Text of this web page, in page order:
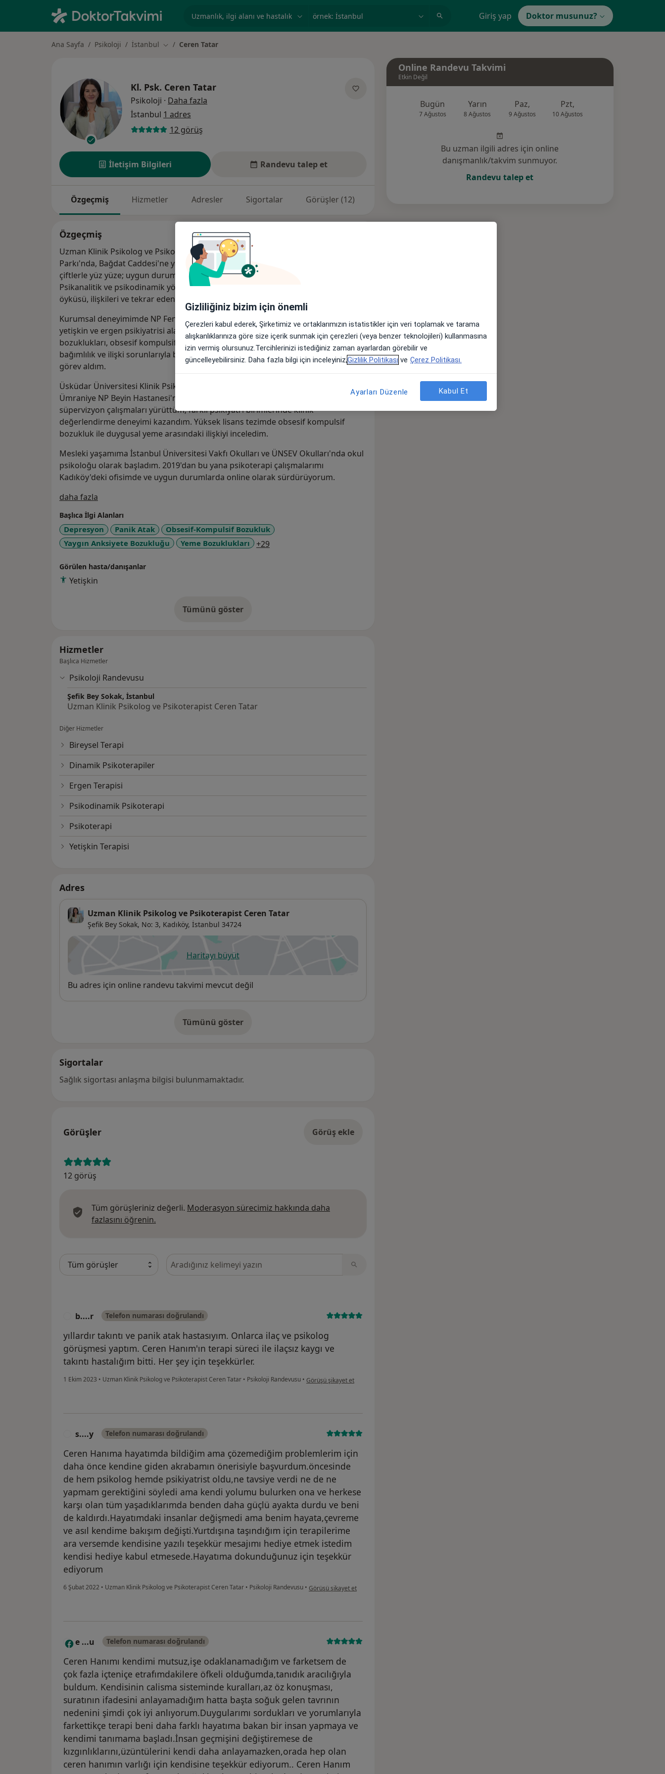
örnek: İstanbul Giriş yap Doktor musunuz?
Ana Sayfa Psikoloji İstanbul Şehir değiştir
Ceren Tatar
Kl. Psk. Ceren Tatar
Psikoloji · Daha fazla
İstanbul 1 adres
12 görüş
İletişim Bilgileri Randevu talep et
Özgeçmiş Hizmetler Adresler Sigortalar Görüşler (12)
Özgeçmiş
Uzman Klinik Psikolog ve Psikoterapist Ceren Tatar olarak, Kadıköy Yoğurtçu
Parkı'nda, Bağdat Caddesi'ne yakın ofisimde yetişkinler, 15 yaş üzeri ergenler ve
çiftlerle yüz yüze; uygun durumlarda online psikoterapi çalışmaları yürütüyorum.
Psikanalitik ve psikodinamik yönelimli çalışmamda, belirtileri kişinin yaşam
öyküsü, ilişkileri ve tekrar eden duygusal örüntüleriyle birlikte ele alıyorum.
Kurumsal deneyimimde NP Feneryolu Tıp Merkezi'nde klinik psikolog olarak
yetişkin ve ergen psikiyatrisi alanında çalıştım. Depresyon, panik atak ve kaygı
bozuklukları, obsesif kompulsif bozukluk, öfke sorunları, yeme bozuklukları,
bağımlılık ve ilişki sorunlarıyla başvuran danışanların psikoterapi süreçlerinde
görev aldım.
Üsküdar Üniversitesi Klinik Psikoloji Tezli Yüksek Lisans eğitimim sırasında
Ümraniye NP Beyin Hastanesi'nin erişkin psikiyatri yatan hasta bölümünde
süpervizyon çalışmaları yürüttüm; farklı psikiyatri birimlerinde klinik
değerlendirme deneyimi kazandım. Yüksek lisans tezimde obsesif kompulsif
bozukluk ile duygusal yeme arasındaki ilişkiyi inceledim.
Mesleki yaşamıma İstanbul Üniversitesi Vakfı Okulları ve ÜNSEV Okulları'nda okul
psikoloğu olarak başladım. 2019'dan bu yana psikoterapi çalışmalarımı
Kadıköy'deki ofisimde ve uygun durumlarda online olarak sürdürüyorum.
daha fazla
Başlıca İlgi Alanları
Depresyon Panik Atak
Obsesif-Kompulsif Bozukluk
Yaygın Anksiyete Bozukluğu
Yeme Bozuklukları +29a11y_sr_more_diseases
Görülen hasta/danışanlar
Yetişkin
Tümünü gösterdeneyim hakkında
Hizmetler
Başlıca Hizmetler
Psikoloji Randevusu
Şefik Bey Sokak, İstanbul
Uzman Klinik Psikolog ve Psikoterapist Ceren Tatar
Diğer Hizmetler
Bireysel Terapi
Dinamik Psikoterapiler
Ergen Terapisi
Psikodinamik Psikoterapi
Psikoterapi
Yetişkin Terapisi
Adres
Uzman Klinik Psikolog ve Psikoterapist Ceren Tatar
Şefik Bey Sokak, No: 3, Kadıköy, İstanbul 34724
Haritayı büyüt
yeni bir sekmede açılır
Uygunluk
Bu adres için online randevu takvimi mevcut değil
Tümünü göster
adres hakkında
Sigortalar
Sağlık sigortası anlaşma bilgisi bulunmamaktadır.
Görüşler Görüş ekle
12 görüş
Tüm görüşleriniz değerli. Moderasyon sürecimiz hakkında daha
fazlasını öğrenin.
Görüşler içerisinde ara
b....r Telefon numarası doğrulandı
yıllardır takıntı ve panik atak hastasıyım. Onlarca ilaç ve psikolog
görüşmesi yaptım. Ceren Hanım'ın terapi süreci ile ilaçsız kaygı ve
takıntı hastalığım bitti. Her şey için teşekkürler.
1 Ekim 2023 • Uzman Klinik Psikolog ve Psikoterapist Ceren Tatar • Psikoloji Randevusu • kullanıcının görüşüne göre b....r
Görüşü şikayet et
s....y Telefon numarası doğrulandı
Ceren Hanıma hayatımda bildiğim ama çözemediğim problemlerim için
daha önce kendine giden akrabamın önerisiyle başvurdum.öncesinde
de hem psikolog hemde psikiyatrist oldu,ne tavsiye verdi ne de ne
yapmam gerektiğini söyledi ama kendi yolumu bulurken ona ve herkese
karşı olan tüm yaşadıklarımda benden daha güçlü ayakta durdu ve beni
de kaldırdı.Hayatımdaki insanlar değişmedi ama benim hayata,çevreme
ve asıl kendime bakışım değişti.Yurtdışına taşındığım için terapilerime
ara versemde kendisine yazılı teşekkür mesajımı hediye etmek istedim
kendisi hediye kabul etmesede.Hayatıma dokunduğunuz için teşekkür
ediyorum
6 Şubat 2022 • Uzman Klinik Psikolog ve Psikoterapist Ceren Tatar • Psikoloji Randevusu • kullanıcının görüşüne göre s....y
Görüşü şikayet et
E e ...u Telefon numarası doğrulandı
Ceren Hanımı kendimi mutsuz,işe odaklanamadığım ve farketsem de
çok fazla içteniçe etrafımdakilere öfkeli olduğumda,tanıdık aracılığıyla
buldum. Kendisinin calisma sisteminde kuralları,az öz konuşması,
suratının ifadesini anlayamadığım hatta başta soğuk gelen tavrının
nedenini şimdi çok iyi anlıyorum.Duygularımı sordukları ve yorumlarıyla
farkettikçe terapi beni daha farklı hayatıma bakan bir insan yapmaya ve
kendimi tanımama başladı.İnsan geçmişini değiştiremese de
kızgınlıklarını,üzüntülerini kendi daha anlayamazken,orada hep olan
ceren hanımın varlığı için kendisine teşekkür ediyorum.. Ceren Hanım
Online Randevu Takvimi
Etkin Değil
Bugün
7 Ağustos
Yarın
8 Ağustos
Paz,
9 Ağustos
Pzt,
10 Ağustos
Bu uzman ilgili adres için online
danışmanlık/takvim sunmuyor.
Randevu talep et
Gizliliğiniz bizim için önemli
Çerezleri kabul ederek, Şirketimiz ve ortaklarımızın istatistikler için veri toplamak ve tarama
alışkanlıklarınıza göre size içerik sunmak için çerezleri (veya benzer teknolojileri) kullanmasına
izin vermiş olursunuz.Tercihlerinizi istediğiniz zaman ayarlardan görebilir ve
güncelleyebilirsiniz. Daha fazla bilgi için inceleyiniz,Gizlilik Politikası ve Çerez Politikası.
Ayarları Düzenle Kabul Et